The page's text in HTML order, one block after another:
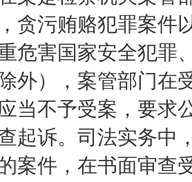
贪污贿赂犯罪案件
危害国家安全犯罪
外），案管部门在
当不予受案，要求
起诉。司法实务中
案件，在书面审查